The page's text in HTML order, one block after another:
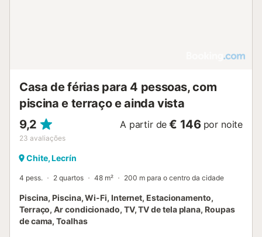
Casa de férias para 4 pessoas, com
piscina e terraço e ainda vista
9,2
23 avaliações
A partir de € 146 por noite
Chite, Lecrín
4 pess. 2 quartos 48 m² 200 m para o centro da cidade
Piscina, Piscina, Wi-Fi, Internet, Estacionamento,
Terraço, Ar condicionado, TV, TV de tela plana, Roupas
de cama, Toalhas